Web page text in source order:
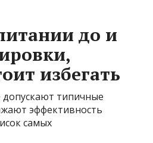
до и
избегать
типичные
эффективность
самых